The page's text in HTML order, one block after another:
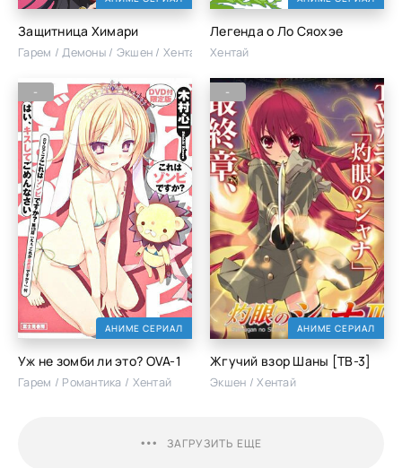
Защитница Химари
Гарем / Демоны / Экшен / Хентай
Легенда о Ло Сяохэе
Хентай
АНИМЕ СЕРИАЛ
-
Уж не зомби ли это? OVA-1
Гарем / Романтика / Хентай
АНИМЕ СЕРИАЛ
-
Жгучий взор Шаны [ТВ-3]
Экшен / Хентай
ЗАГРУЗИТЬ ЕЩЕ